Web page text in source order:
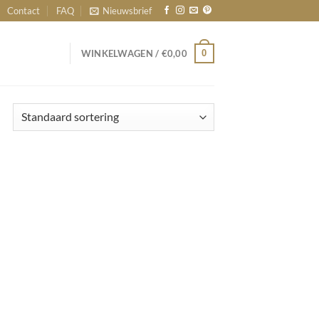
Contact FAQ Nieuwsbrief
WINKELWAGEN / €0,00 0